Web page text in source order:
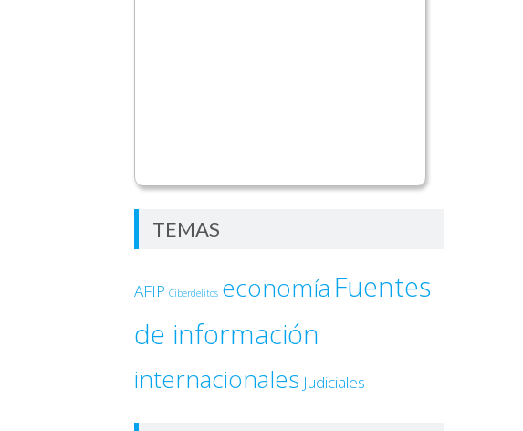
TEMAS
AFIP Ciberdelitos economía Fuentes
de información
internacionales Judiciales